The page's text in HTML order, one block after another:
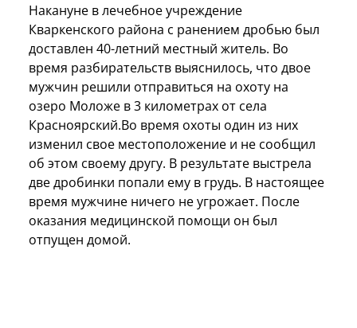
Накануне в лечебное учреждение
Кваркенского района с ранением дробью был
доставлен 40-летний местный житель. Во
время разбирательств выяснилось, что двое
мужчин решили отправиться на охоту на
озеро Моложе в 3 километрах от села
Красноярский.Во время охоты один из них
изменил свое местоположение и не сообщил
об этом своему другу. В результате выстрела
две дробинки попали ему в грудь. В настоящее
время мужчине ничего не угрожает. После
оказания медицинской помощи он был
отпущен домой.